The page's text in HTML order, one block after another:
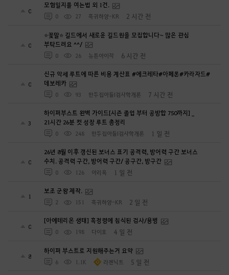
0
모험일지를 여는법 외 1건.
0 27 흑귀하양-KR 2 시간 전
0
⭐꽃말⭐ 길드에서 새로운 길드원을 모집합니다~ 많은 관심
부탁드려요 ^^/
0 26 뉴튼아이작 6 시간 전
0
신규 악세 루트에 따른 비용 계산표 #에크레타#아페론#카라자드#
데보레카
0 93 만두집아들I검사학개론 7 시간 전
3
하이퍼부스트 완벽 가이드[시즌 졸업 부터 공방합 750까지] _
21시간 26분 컷 성장 루트 총정리
0 248 만두집아들I검사학개론 1 일 전
0
26년 8월 이후 갱신된 보너스 표기 공격력, 방어력 구간 보너스
수치. 공격력 구간, 방어력 구간/ 공구간, 방구간
0 126 아리옥 1 일 전
1
보조 군왕 제작.
2 151 흑귀하양-KR 2 일 전
0
[아에테리온 생태] 흑정령에 침식된 검사/용병
0 198 다이호 4 일 전
8
하이퍼 부스트로 지원해주는거 요약
6 1.1K 라젠닉트 5 일 전